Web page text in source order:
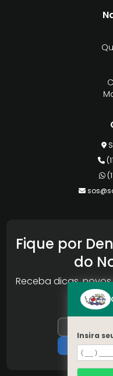
Fique por
do
Receba dicas,
Insira